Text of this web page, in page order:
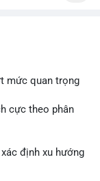
mức quan trọng
cực theo phân
định xu hướng